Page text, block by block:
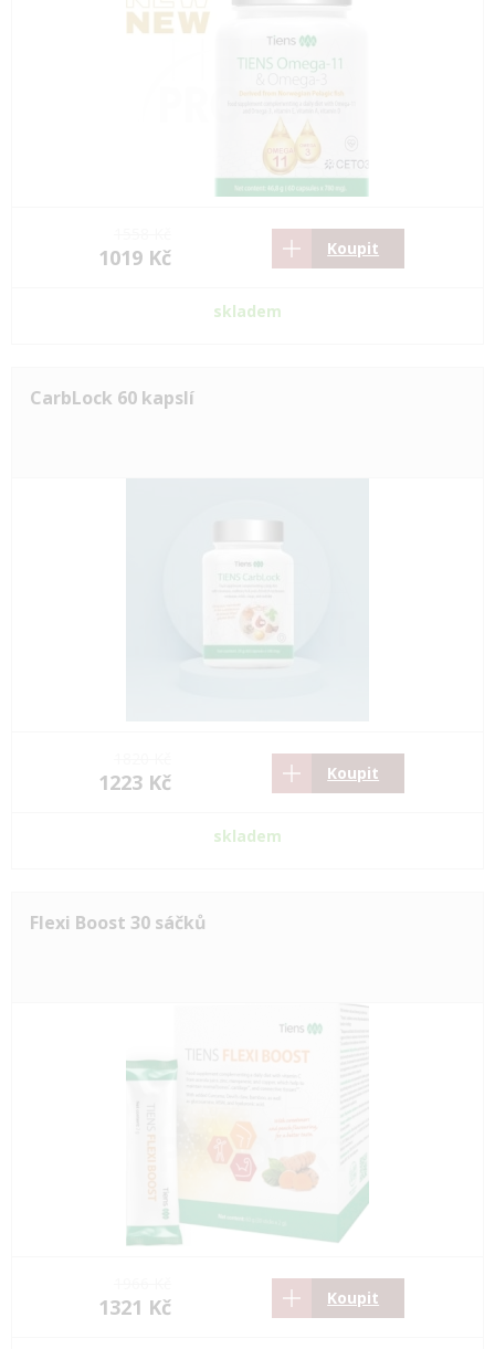
1019 Kč Koupit
skladem
CarbLock 60 kapslí
1223 Kč Koupit
skladem
Flexi Boost 30 sáčků
1321 Kč Koupit